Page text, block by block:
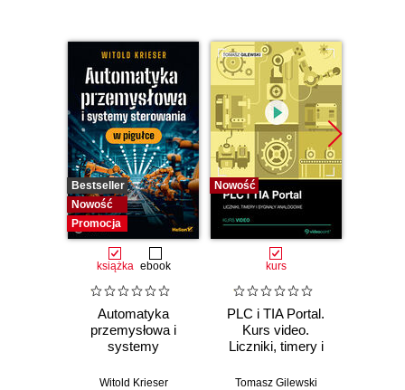
Bestseller
Nowość
Promocja
książka ebook
Automatyka
przemysłowa i
systemy
pigułce
Witold Krieser
Nowość
kurs
PLC i TIA Portal.
Kurs video.
Liczniki, timery i
Tomasz Gilewski